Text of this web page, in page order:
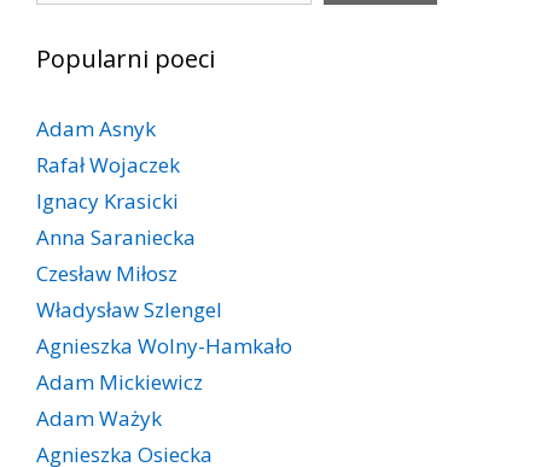
Popularni poeci
Adam Asnyk
Rafał Wojaczek
Ignacy Krasicki
Anna Saraniecka
Czesław Miłosz
Władysław Szlengel
Agnieszka Wolny-Hamkało
Adam Mickiewicz
Adam Ważyk
Agnieszka Osiecka